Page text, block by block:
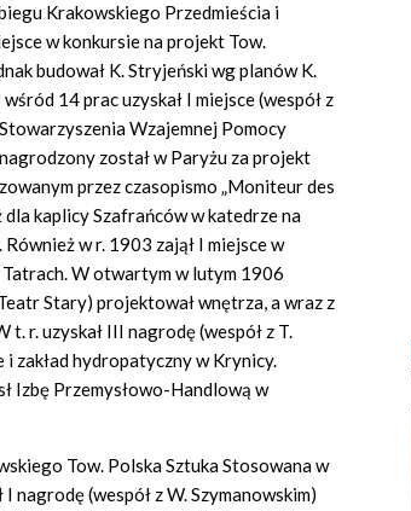
Krakowskiego Przedmieścia i
w konkursie na projekt Tow.
budował K. Stryjeński wg planów K.
14 prac uzyskał I miejsce (wespół z
Wzajemnej Pomocy
został w Paryżu za projekt
przez czasopismo „Moniteur des
kaplicy Szafrańców w katedrze na
w r. 1903 zajął I miejsce w
W otwartym w lutym 1906
Stary) projektował wnętrza, a wraz z
r. uzyskał III nagrodę (wespół z T.
zakład hydropatyczny w Krynicy.
Izbę Przemysłowo-Handlową w
Tow. Polska Sztuka Stosowana w
nagrodę (wespół z W. Szymanowskim)